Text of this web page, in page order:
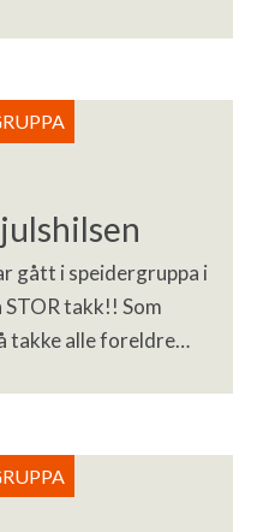
gått i speidergruppa i
takk!! Som
takke alle foreldre…